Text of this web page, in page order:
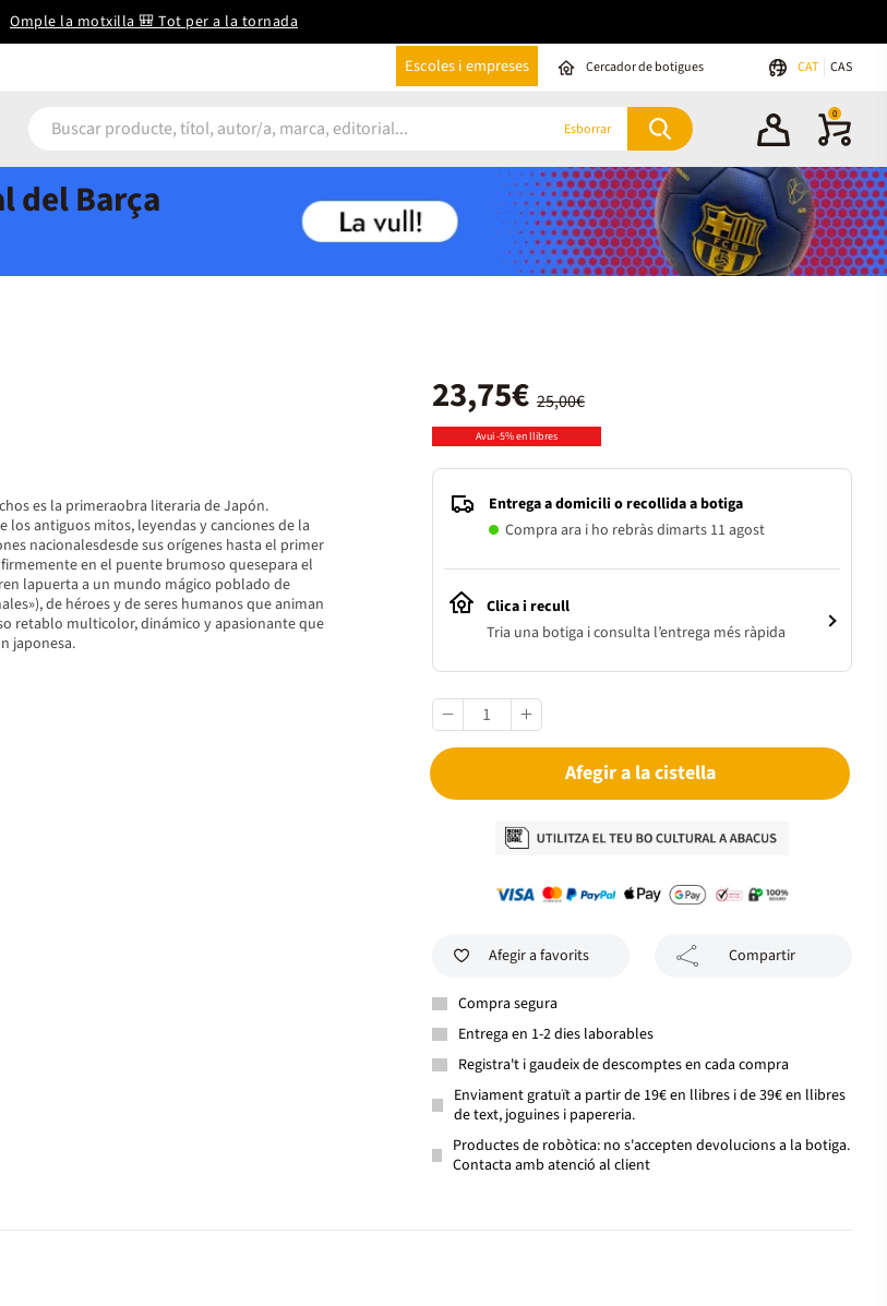
Omple la motxilla 🎒 Tot per a la tornada
Escoles i empreses Cercador de botigues CAT CAS
Esborrar
0
del Barça
es la primeraobra literaria de Japón.
los antiguos mitos, leyendas y canciones de la
nacionalesdesde sus orígenes hasta el primer
en el puente brumoso quesepara el
lapuerta a un mundo mágico poblado de
de héroes y de seres humanos que animan
retablo multicolor, dinámico y apasionante que
japonesa.
25,00€
23,75€
Avui -5% en llibres
Entrega a domicili o recollida a botiga
Compra ara i ho rebràs dimarts 11 agost
Clica i recull
Tria una botiga i consulta l’entrega més ràpida
Afegir a la cistella
Afegir a favorits Compartir
Compra segura
Entrega en 1-2 dies laborables
Registra't i gaudeix de descomptes en cada compra
Enviament gratuït a partir de 19€ en llibres i de 39€ en llibres
de text, joguines i papereria.
Productes de robòtica: no s'accepten devolucions a la botiga.
Contacta amb atenció al client